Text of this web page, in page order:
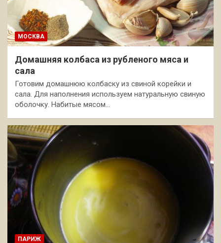
МОСКВА
Домашняя колбаса из рубленого мяса и
сала
Готовим домашнюю колбаску из свиной корейки и
сала. Для наполнения используем натуральную свиную
оболочку. Набитые мясом…
ПАРИЖ